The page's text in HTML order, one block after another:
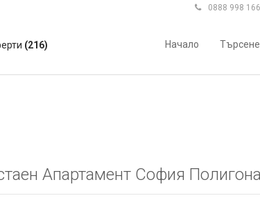
 0888 998 166
(216) Начало Търсене
Апартамент София Полигона